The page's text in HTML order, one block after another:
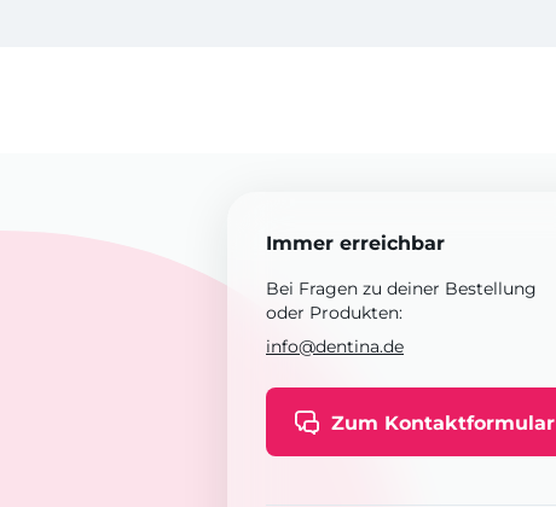
Immer erreichbar
Bei Fragen zu deiner Bestellung
oder Produkten:
info@dentina.de
Zum Kontaktformular